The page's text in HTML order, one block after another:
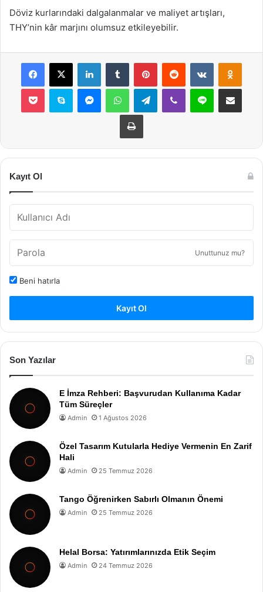
Döviz kurlarındaki dalgalanmalar ve maliyet artışları,
THY’nin kâr marjını olumsuz etkileyebilir.
Facebook
X LinkedInTumblr PinterestReddit VKontakte
Pocket Skype MessengerWhatsAppTelegramViber Line E-Posta ile
Yazdır
Kayıt Ol
Unuttunuz mu?
Beni hatırla
Kayıt Ol
Son Yazılar
E İmza Rehberi: Başvurudan Kullanıma Kadar
Tüm Süreçler
Admin 1 Ağustos 2026
Özel Tasarım Kutularla Hediye Vermenin En Zarif
Hali
Admin 25 Temmuz 2026
Tango Öğrenirken Sabırlı Olmanın Önemi
Admin 25 Temmuz 2026
Helal Borsa: Yatırımlarınızda Etik Seçim
Admin 24 Temmuz 2026